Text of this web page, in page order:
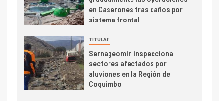
Informe bimensual de
Cochilco: precio del cobre
alcanza máximos por escasez
5 I+D
Estudio revela cómo el precio
del cobre y educación superior
se relacionan en zonas
en Caserones tras daños por
sistema frontal
TITULAR
Sernageomin inspecciona
sectores afectados por
aluviones en la Región de
Coquimbo